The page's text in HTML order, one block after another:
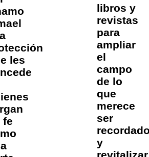
les
fe
libros y
revistas
para
ampliar
el
campo
de lo
que
merece
ser
y